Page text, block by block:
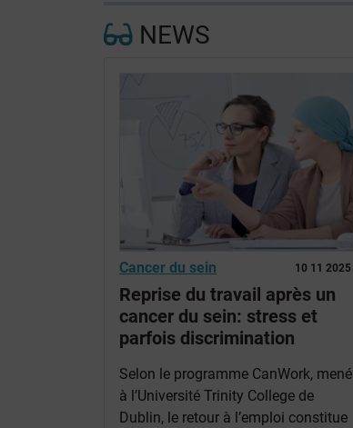
NEWS
10 11 2025
Cancer du sein
Reprise du travail après un
cancer du sein: stress et
parfois discrimination
Selon le programme CanWork, mené
à l’Université Trinity College de
Dublin, le retour à l’emploi constitue